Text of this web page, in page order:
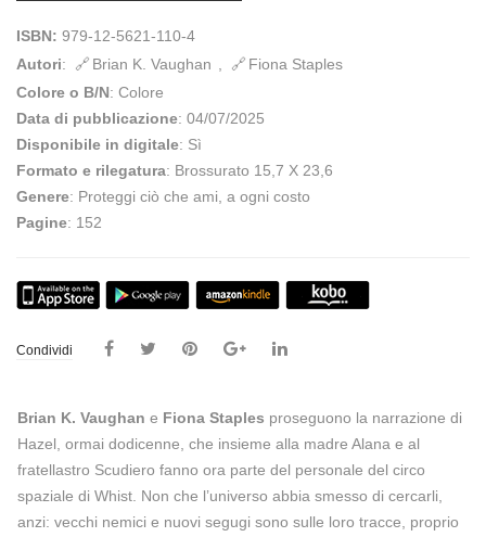
ISBN: 979-12-5621-110-4
Autori: Brian K. Vaughan ,
Fiona Staples
Colore o B/N: Colore
Data di pubblicazione: 04/07/2025
Disponibile in digitale: Sì
Formato e rilegatura: Brossurato 15,7 X 23,6
Genere: Proteggi ciò che ami, a ogni costo
Pagine: 152
Condividi
Brian K. Vaughan e Fiona Staples proseguono la narrazione di
Hazel, ormai dodicenne, che insieme alla madre Alana e al
fratellastro Scudiero fanno ora parte del personale del circo
spaziale di Whist. Non che l’universo abbia smesso di cercarli,
anzi: vecchi nemici e nuovi segugi sono sulle loro tracce, proprio